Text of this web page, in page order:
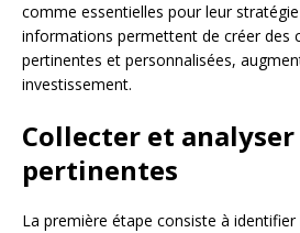
comme essentielles pour leur
informations permettent de créer des
pertinentes et personnalisées,
investissement.
Collecter et
pertinentes
La première étape consiste à